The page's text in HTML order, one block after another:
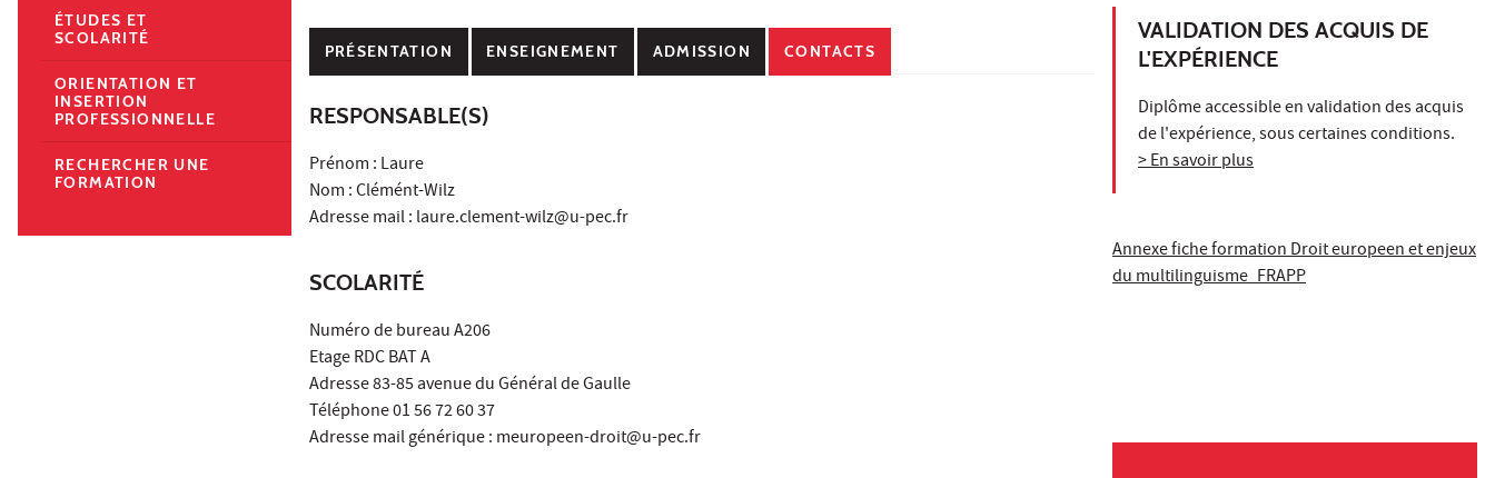
PRÉSENTATION ENSEIGNEMENT ADMISSION CONTACTS
RESPONSABLE(S)
Prénom : Laure
Nom : Clémént-Wilz
Adresse mail : laure.clement-wilz@u-pec.fr
SCOLARITÉ
Numéro de bureau A206
Etage RDC BAT A
Adresse 83-85 avenue du Général de Gaulle
Téléphone 01 56 72 60 37
Adresse mail générique : meuropeen-droit@u-pec.fr
VALIDATION DES ACQUIS DE
L'EXPÉRIENCE
Diplôme accessible en validation des acquis
de l'expérience, sous certaines conditions.
> En savoir plus
Annexe fiche formation Droit europeen et enjeux
du multilinguisme_FRAPP
ÉTUDES ET
SCOLARITÉ
ORIENTATION ET
INSERTION
PROFESSIONNELLE
RECHERCHER UNE
FORMATION